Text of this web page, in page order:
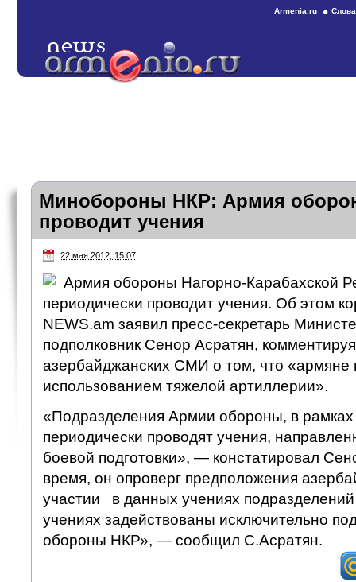
Armenia.ru
Минобороны НКР: Армия
проводит учения
22 мая 2012, 15:07
Армия обороны Нагорно-Карабахской
периодически проводит учения. Об этом
NEWS.am заявил пресс-секретарь
подполковник Сенор Асратян,
азербайджанских СМИ о том, что «армяне
использованием тяжелой артиллерии».
«Подразделения Армии обороны, в рамках
периодически проводят учения,
боевой подготовки», — констатировал
время, он опроверг предположения
участии в данных учениях
учениях задействованы исключительно
обороны НКР», — сообщил С.Асратян.